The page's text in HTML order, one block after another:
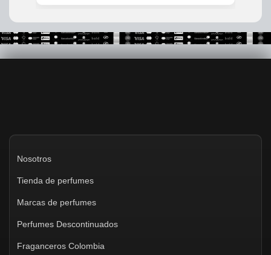
Nosotros
Tienda de perfumes
Marcas de perfumes
Perfumes Descontinuados
Fraganceros Colombia